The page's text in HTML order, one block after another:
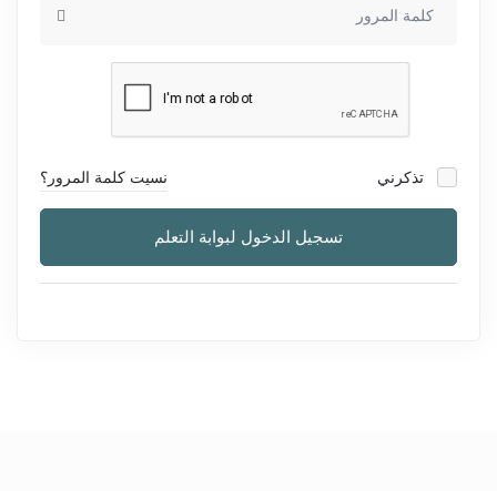
تذكرني نسيت كلمة المرور؟
تسجيل الدخول لبوابة التعلم